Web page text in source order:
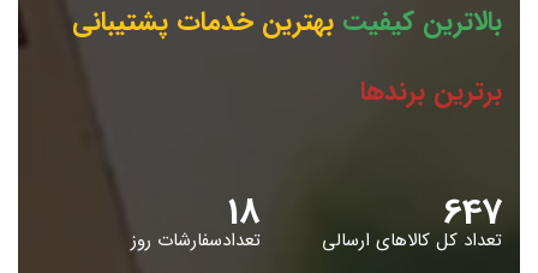
بالاترین کیفیت بهترین خدمات پشتیبانی
برترین برندها
653
تعداد کل کالاهای ارسالی 19
تعدادسفارشات روز